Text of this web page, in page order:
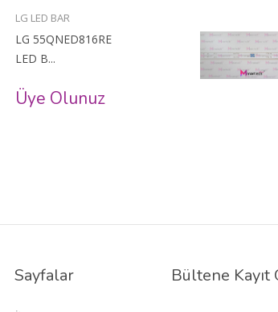
LG LED BAR
LG 55QNED816RE
LED B...
Üye Olunuz
Sayfalar Bültene Kayıt